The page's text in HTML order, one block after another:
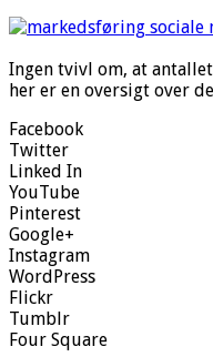
Ingen tvivl om, at
her er en oversigt over
Facebook
Twitter
Linked In
YouTube
Pinterest
Google+
Instagram
WordPress
Flickr
Tumblr
Four Square